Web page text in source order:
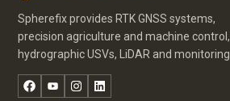
Spherefix provides RTK GNSS systems,
precision agriculture and machine control,
hydrographic USVs, LiDAR and monitoring.
FacebookYouTubeInstagram
LinkedIn